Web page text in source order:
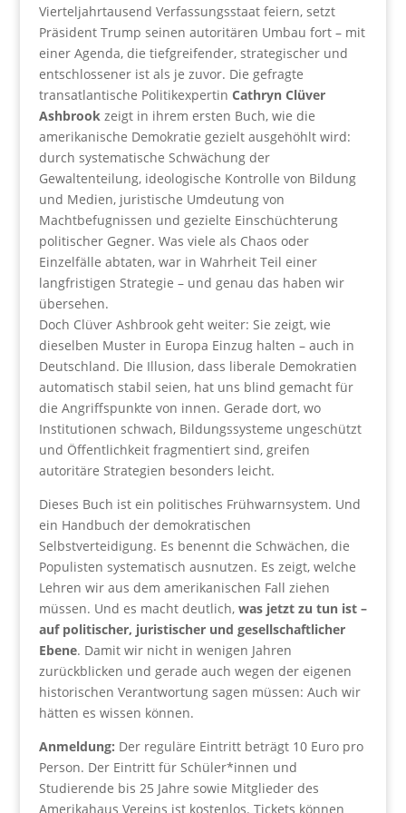
Vierteljahrtausend Verfassungsstaat feiern, setzt
Präsident Trump seinen autoritären Umbau fort – mit
einer Agenda, die tiefgreifender, strategischer und
entschlossener ist als je zuvor. Die gefragte
transatlantische Politikexpertin Cathryn Clüver
Ashbrook zeigt in ihrem ersten Buch, wie die
amerikanische Demokratie gezielt ausgehöhlt wird:
durch systematische Schwächung der
Gewaltenteilung, ideologische Kontrolle von Bildung
und Medien, juristische Umdeutung von
Machtbefugnissen und gezielte Einschüchterung
politischer Gegner. Was viele als Chaos oder
Einzelfälle abtaten, war in Wahrheit Teil einer
langfristigen Strategie – und genau das haben wir
übersehen.
Doch Clüver Ashbrook geht weiter: Sie zeigt, wie
dieselben Muster in Europa Einzug halten – auch in
Deutschland. Die Illusion, dass liberale Demokratien
automatisch stabil seien, hat uns blind gemacht für
die Angriffspunkte von innen. Gerade dort, wo
Institutionen schwach, Bildungssysteme ungeschützt
und Öffentlichkeit fragmentiert sind, greifen
autoritäre Strategien besonders leicht.
Dieses Buch ist ein politisches Frühwarnsystem. Und
ein Handbuch der demokratischen
Selbstverteidigung. Es benennt die Schwächen, die
Populisten systematisch ausnutzen. Es zeigt, welche
Lehren wir aus dem amerikanischen Fall ziehen
müssen. Und es macht deutlich, was jetzt zu tun ist –
auf politischer, juristischer und gesellschaftlicher
Ebene. Damit wir nicht in wenigen Jahren
zurückblicken und gerade auch wegen der eigenen
historischen Verantwortung sagen müssen: Auch wir
hätten es wissen können.
Anmeldung: Der reguläre Eintritt beträgt 10 Euro pro
Person. Der Eintritt für Schüler*innen und
Studierende bis 25 Jahre sowie Mitglieder des
Amerikahaus Vereins ist kostenlos. Tickets können